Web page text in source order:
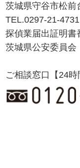
茨城県守谷市松前
TEL.0297-21-
探偵業届出証明書
茨城県公安委員
ご相談窓口【24時